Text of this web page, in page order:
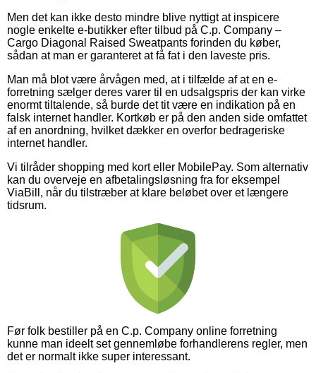
Men det kan ikke desto mindre blive nyttigt at inspicere
nogle enkelte e-butikker efter tilbud på C.p. Company –
Cargo Diagonal Raised Sweatpants forinden du køber,
sådan at man er garanteret at få fat i den laveste pris.
Man må blot være årvågen med, at i tilfælde af at en e-
forretning sælger deres varer til en udsalgspris der kan virke
enormt tiltalende, så burde det tit være en indikation på en
falsk internet handler. Kortkøb er på den anden side omfattet
af en anordning, hvilket dækker en overfor bedrageriske
internet handler.
Vi tilråder shopping med kort eller MobilePay. Som alternativ
kan du overveje en afbetalingsløsning fra for eksempel
ViaBill, når du tilstræber at klare beløbet over et længere
tidsrum.
Før folk bestiller på en C.p. Company online forretning
kunne man ideelt set gennemløbe forhandlerens regler, men
det er normalt ikke super interessant.